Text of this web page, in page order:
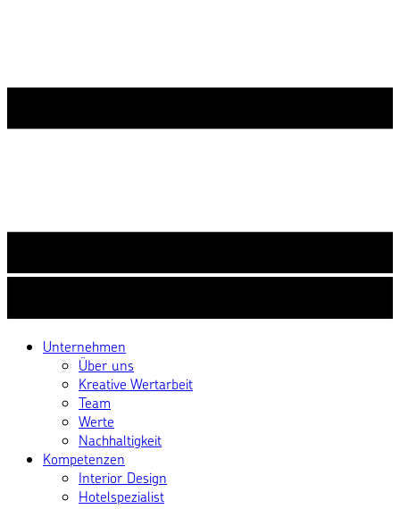
Unternehmen
Über uns
Kreative Wertarbeit
Team
Werte
Nachhaltigkeit
Kompetenzen
Interior Design
Hotelspezialist